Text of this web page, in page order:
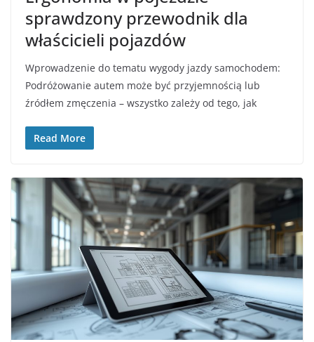
sprawdzony przewodnik dla
właścicieli pojazdów
Wprowadzenie do tematu wygody jazdy samochodem:
Podróżowanie autem może być przyjemnością lub
źródłem zmęczenia – wszystko zależy od tego, jak
Read More